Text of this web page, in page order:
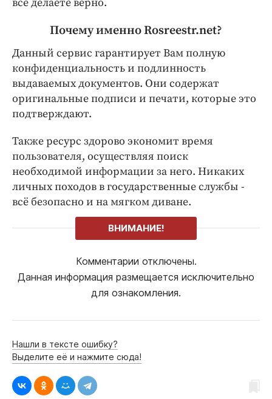
все делаете верно.
Почему именно Rosreestr.net?
Данный сервис гарантирует Вам полную
конфиденциальность и подлинность
выдаваемых документов. Они содержат
оригинальные подписи и печати, которые это
подтверждают.
Также ресурс здорово экономит время
пользователя, осуществляя поиск
необходимой информации за него. Никаких
личных походов в государственные службы -
всё безопасно и на мягком диване.
ВНИМАНИЕ!
Комментарии отключены.
Данная информация размещается исключительно
для ознакомления.
Нашли в тексте ошибку?
Выделите её и нажмите сюда!